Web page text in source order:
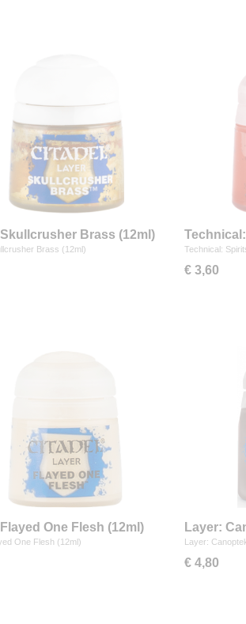
Brass (12ml)
Brass (12ml) Technical:
€ 3,60
One Flesh (12ml)
One Flesh (12ml)
Layer:
Layer:
€ 4,80